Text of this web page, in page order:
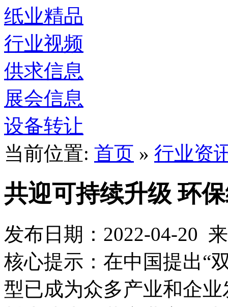
纸业精品
行业视频
供求信息
展会信息
设备转让
当前位置: 首页 » 行业资
共迎可持续升级 环
发布日期：2022-04-20
核心提示：在中国提出“
型已成为众多产业和企